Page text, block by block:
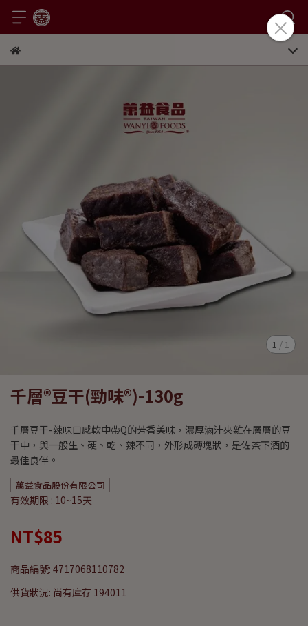
1 / 1
千層®豆干(勁味®)-130g
千層豆干-辣味口感軟中帶Q的芳香美味，濃厚滷汁夾雜在層層的豆
干中，與一般生、硬、乾、辣不同，外形成磚塊狀，是佐茶下酒的
最佳良伴。
萬益食品股份有限公司
有效期限 : 10~15天
NT$85
商品編號: 4717068110782
供貨狀況: 尚有庫存 194011